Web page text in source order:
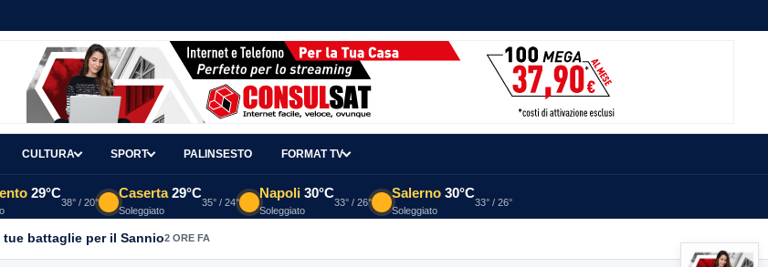
CULTURA SPORT PALINSESTO FORMAT TV
29°C
38° / 20°
Caserta 29°C
Soleggiato
35° / 24°
Napoli 30°C
Soleggiato
33° / 26°
Salerno 30°C
Soleggiato
33° / 26°
battaglie per il Sannio2 ORE FA